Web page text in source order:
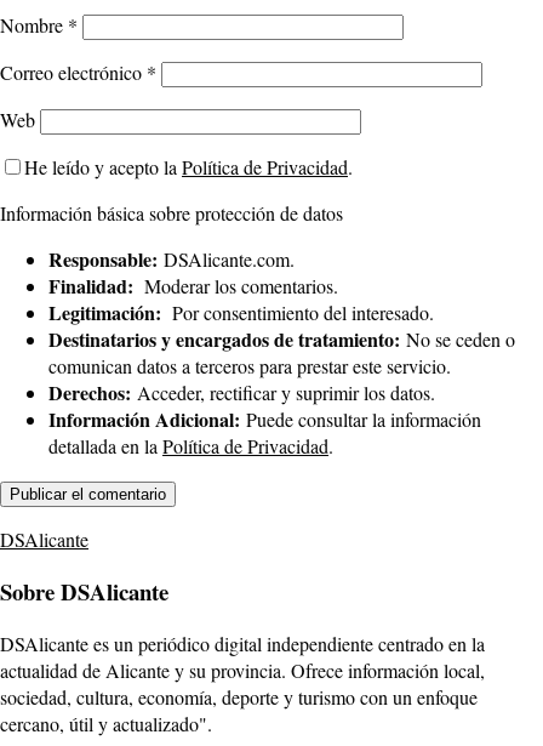
Nombre *
Correo electrónico *
Web
He leído y acepto la Política de Privacidad.
Información básica sobre protección de datos
Responsable: DSAlicante.com.
Finalidad: Moderar los comentarios.
Legitimación: Por consentimiento del interesado.
Destinatarios y encargados de tratamiento: No se ceden o
comunican datos a terceros para prestar este servicio.
Derechos: Acceder, rectificar y suprimir los datos.
Información Adicional: Puede consultar la información
detallada en la Política de Privacidad.
DSAlicante
Sobre DSAlicante
DSAlicante es un periódico digital independiente centrado en la
actualidad de Alicante y su provincia. Ofrece información local,
sociedad, cultura, economía, deporte y turismo con un enfoque
cercano, útil y actualizado".